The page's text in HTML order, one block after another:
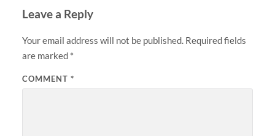
Leave a Reply
Your email address will not be published. Required fields
are marked *
COMMENT *